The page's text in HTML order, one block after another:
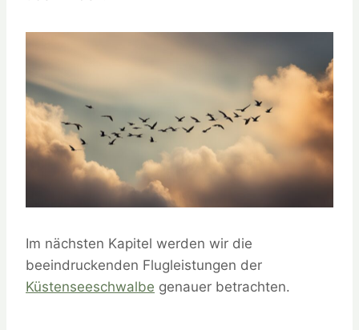
Im nächsten Kapitel werden wir die
beeindruckenden Flugleistungen der
Küstenseeschwalbe genauer betrachten.